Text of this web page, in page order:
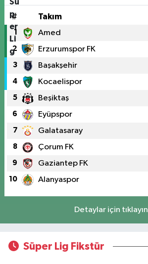
# Takım
1 Amed
2 Erzurumspor FK
3 Başakşehir
4 Kocaelispor
5 Beşiktaş
6 Eyüpspor
7 Galatasaray
8 Çorum FK
9 Gaziantep FK
10 Alanyaspor
Detaylar için tıklayın
Süper Lig Fikstür